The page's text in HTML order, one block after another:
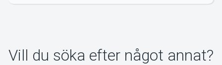
Vill du söka efter något annat?